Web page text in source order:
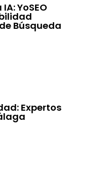
YoSEO
Búsqueda
Expertos